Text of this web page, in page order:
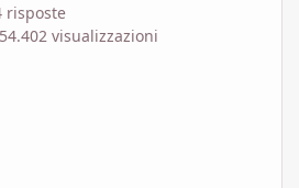
vi interessa: medievale
risposte
54.402 visualizzazioni